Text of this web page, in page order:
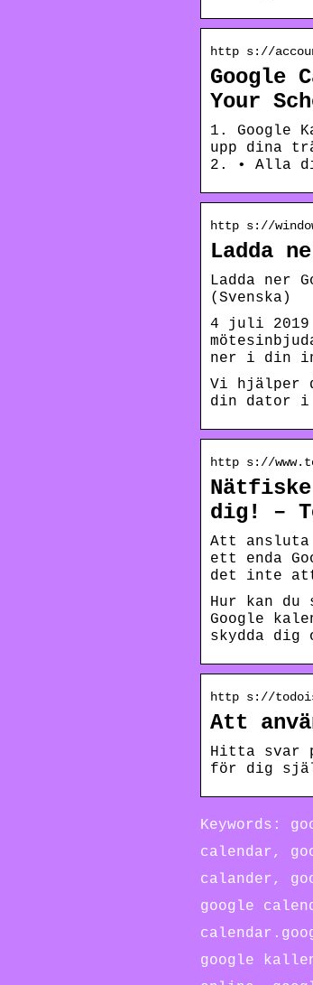
http s://
Google
Your
1. Google
upp dina
2. • Alla
http s://
Ladda
Ladda ner
(Svenska)
4 juli 2019
ner i din
Vi hjälper
din dator i
http s://
dig! –
Att ansluta
ett enda
det inte
Hur kan du
Google
skydda dig
http s://
Att
Hitta svar
för dig
Keywords:
calendar,
calander,
google
google